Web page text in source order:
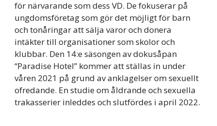
för närvarande som dess VD. De fokuserar på
ungdomsföretag som gör det möjligt för barn
och tonåringar att sälja varor och donera
intäkter till organisationer som skolor och
klubbar. Den 14:e säsongen av dokusåpan
“Paradise Hotel” kommer att ställas in under
våren 2021 på grund av anklagelser om sexuellt
ofredande. En studie om åldrande och sexuella
trakasserier inleddes och slutfördes i april 2022.